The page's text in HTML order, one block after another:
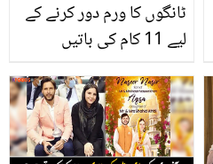
ٹانگوں کا ورم دور کرنے کے
لیے 11 کام کی باتیں